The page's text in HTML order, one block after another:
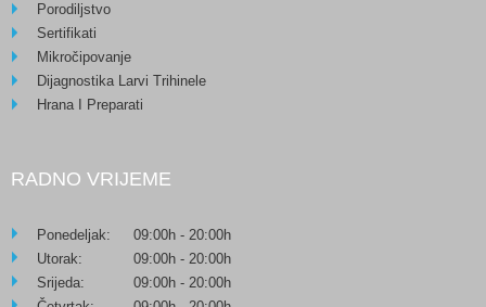
Porodiljstvo
Sertifikati
Mikročipovanje
Dijagnostika Larvi Trihinele
Hrana I Preparati
RADNO VRIJEME
Ponedeljak:
09:00h - 20:00h
Utorak:
09:00h - 20:00h
Srijeda:
09:00h - 20:00h